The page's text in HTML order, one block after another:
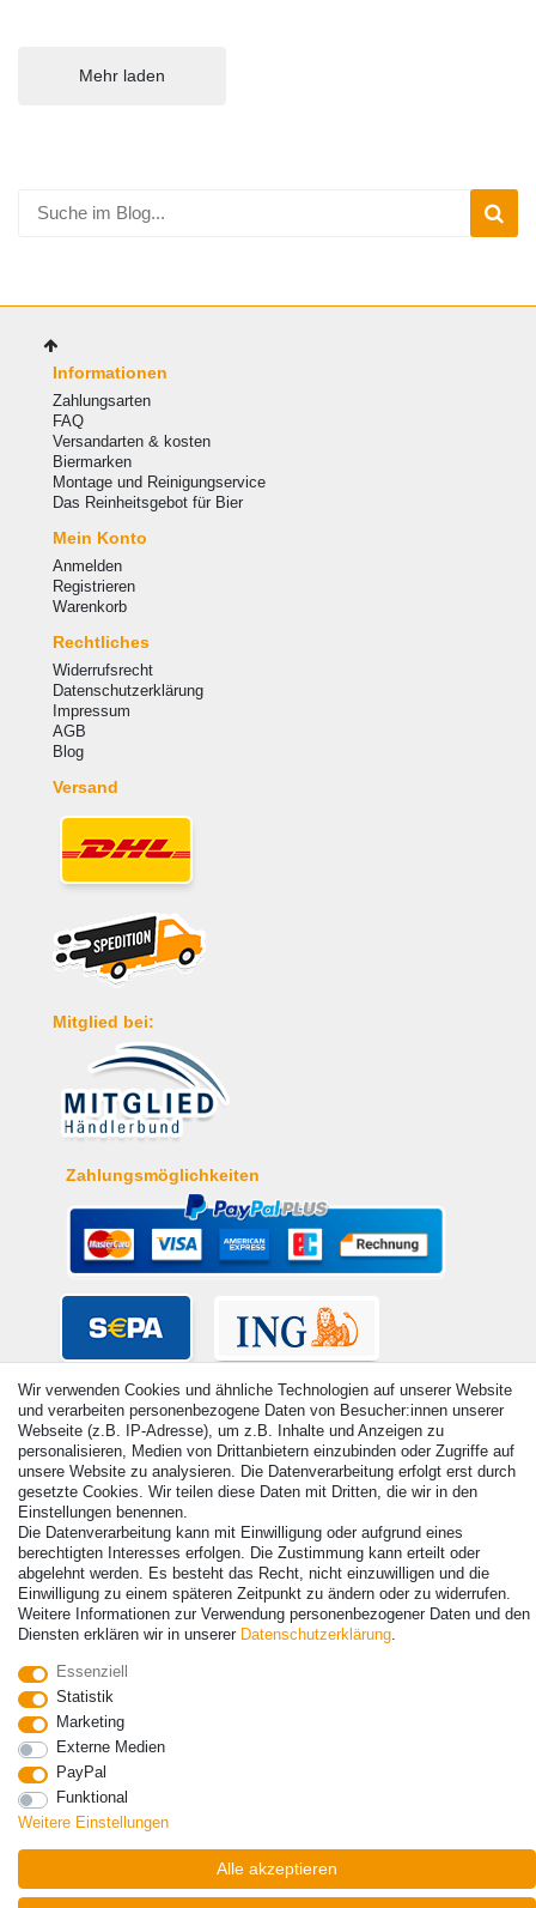
Mehr laden
Informationen
Zahlungsarten
FAQ
Versandarten & kosten
Biermarken
Montage und Reinigungservice
Das Reinheitsgebot für Bier
Mein Konto
Anmelden
Registrieren
Warenkorb
Rechtliches
Widerrufsrecht
Datenschutzerklärung
Impressum
AGB
Blog
Versand
Mitglied bei:
Zahlungsmöglichkeiten
© Copyright 2026 | Alle Rechte vorbehalten. - Alle Rechte vorbehalten.
Preisangaben inkl. gesetzl. 19% MwSt. | Grundpreise siehe Artikeldetail | *Gilt für
Lieferungen nach Deutschland!
Vertrag widerrufen
Wir verwenden Cookies und ähnliche Technologien auf unserer Website
und verarbeiten personenbezogene Daten von Besucher:innen unserer
Webseite (z.B. IP-Adresse), um z.B. Inhalte und Anzeigen zu
personalisieren, Medien von Drittanbietern einzubinden oder Zugriffe auf
unsere Website zu analysieren. Die Datenverarbeitung erfolgt erst durch
gesetzte Cookies. Wir teilen diese Daten mit Dritten, die wir in den
Einstellungen benennen.
Die Datenverarbeitung kann mit Einwilligung oder aufgrund eines
berechtigten Interesses erfolgen. Die Zustimmung kann erteilt oder
abgelehnt werden. Es besteht das Recht, nicht einzuwilligen und die
Einwilligung zu einem späteren Zeitpunkt zu ändern oder zu widerrufen.
Weitere Informationen zur Verwendung personenbezogener Daten und den
Diensten erklären wir in unserer Daten­schutz­erklärung.
Essenziell
Statistik
Marketing
Externe Medien
PayPal
Funktional
Weitere Einstellungen
Alle akzeptieren